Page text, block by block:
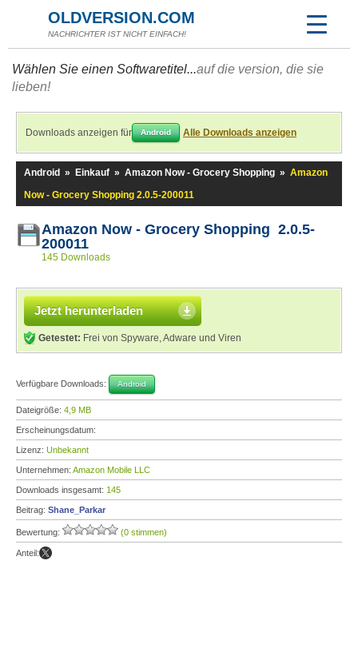
OLDVERSION.COM
NACHRICHTER IST NICHT EINFACH!
Wählen Sie einen Softwaretitel...auf die version, die sie
lieben!
Downloads anzeigen für Android Alle Downloads anzeigen
Android » Einkauf » Amazon Now - Grocery Shopping » Amazon
Now - Grocery Shopping 2.0.5-200011
Amazon Now - Grocery Shopping 2.0.5-
200011
145 Downloads
Jetzt herunterladen
Getestet: Frei von Spyware, Adware und Viren
Verfügbare Downloads: Android
Dateigröße: 4,9 MB
Erscheinungsdatum:
Lizenz: Unbekannt
Unternehmen: Amazon Mobile LLC
Downloads insgesamt: 145
Beitrag: Shane_Parkar
Bewertung: (0 stimmen)
Anteil: